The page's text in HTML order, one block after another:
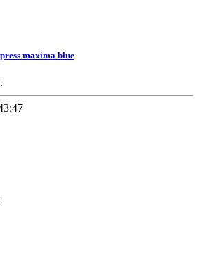
maxima blue